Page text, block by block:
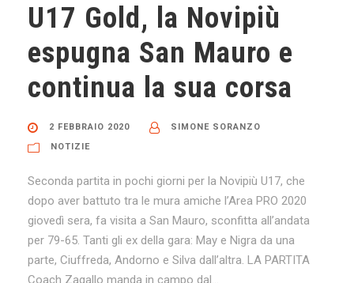
U17 Gold, la Novipiù
espugna San Mauro e
continua la sua corsa
2 FEBBRAIO 2020
SIMONE SORANZO
NOTIZIE
Seconda partita in pochi giorni per la Novipiù U17, che
dopo aver battuto tra le mura amiche l’Area PRO 2020
giovedì sera, fa visita a San Mauro, sconfitta all’andata
per 79-65. Tanti gli ex della gara: May e Nigra da una
parte, Ciuffreda, Andorno e Silva dall’altra. LA PARTITA
Coach Zagallo manda in campo dal...